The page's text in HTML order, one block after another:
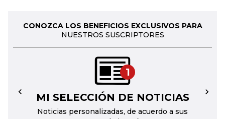
CONOZCA LOS BENEFICIOS EXCLUSIVOS PARA
NUESTROS SUSCRIPTORES
1
MI SELECCIÓN DE NOTICIAS
Noticias personalizadas, de acuerdo a sus
← →